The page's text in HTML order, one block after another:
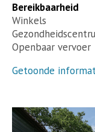
Bereikbaarheid
Winkels
Openbaar vervoer
Getoonde